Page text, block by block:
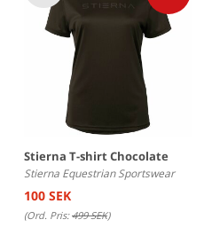
Stierna T-shirt Chocolate
Stierna Equestrian Sportswear
100 SEK
(Ord. Pris:499 SEK)